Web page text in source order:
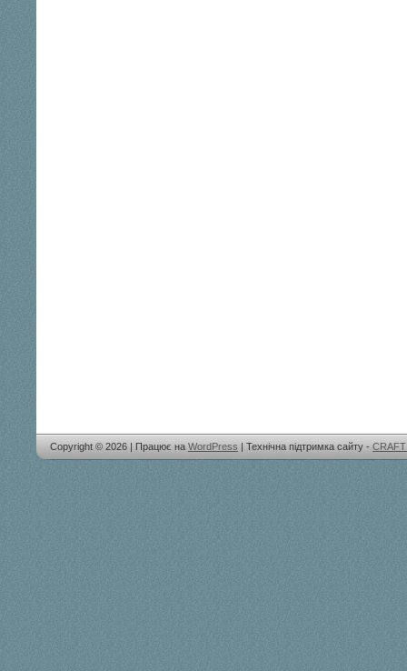
Copyright © 2026 | Працює на WordPress | Технічна підтримка сайту -